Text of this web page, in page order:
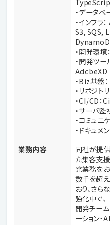
・データベ
・インフラ
S3, SQS,
・開発環
・開発ツ
AdobeXD
・Biz基盤
・リポジト
・CI/CD：
・サーバ
・コミュニ
・ドキュメ
業務内容
同社が提
た集客支
発業務をお
数千を超
おり、さ
強化中で、
開発チー
ーション・